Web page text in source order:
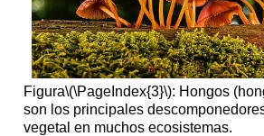
Figura\(\PageIndex{3}\): Hongos
son los principales
vegetal en muchos ecosistemas.